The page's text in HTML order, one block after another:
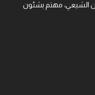
الشيعي، مهتم بشئون